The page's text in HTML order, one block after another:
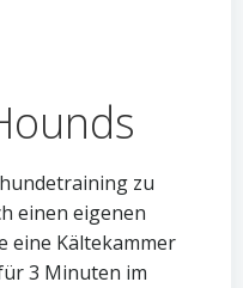
zu
einen eigenen
eine Kältekammer
3 Minuten im